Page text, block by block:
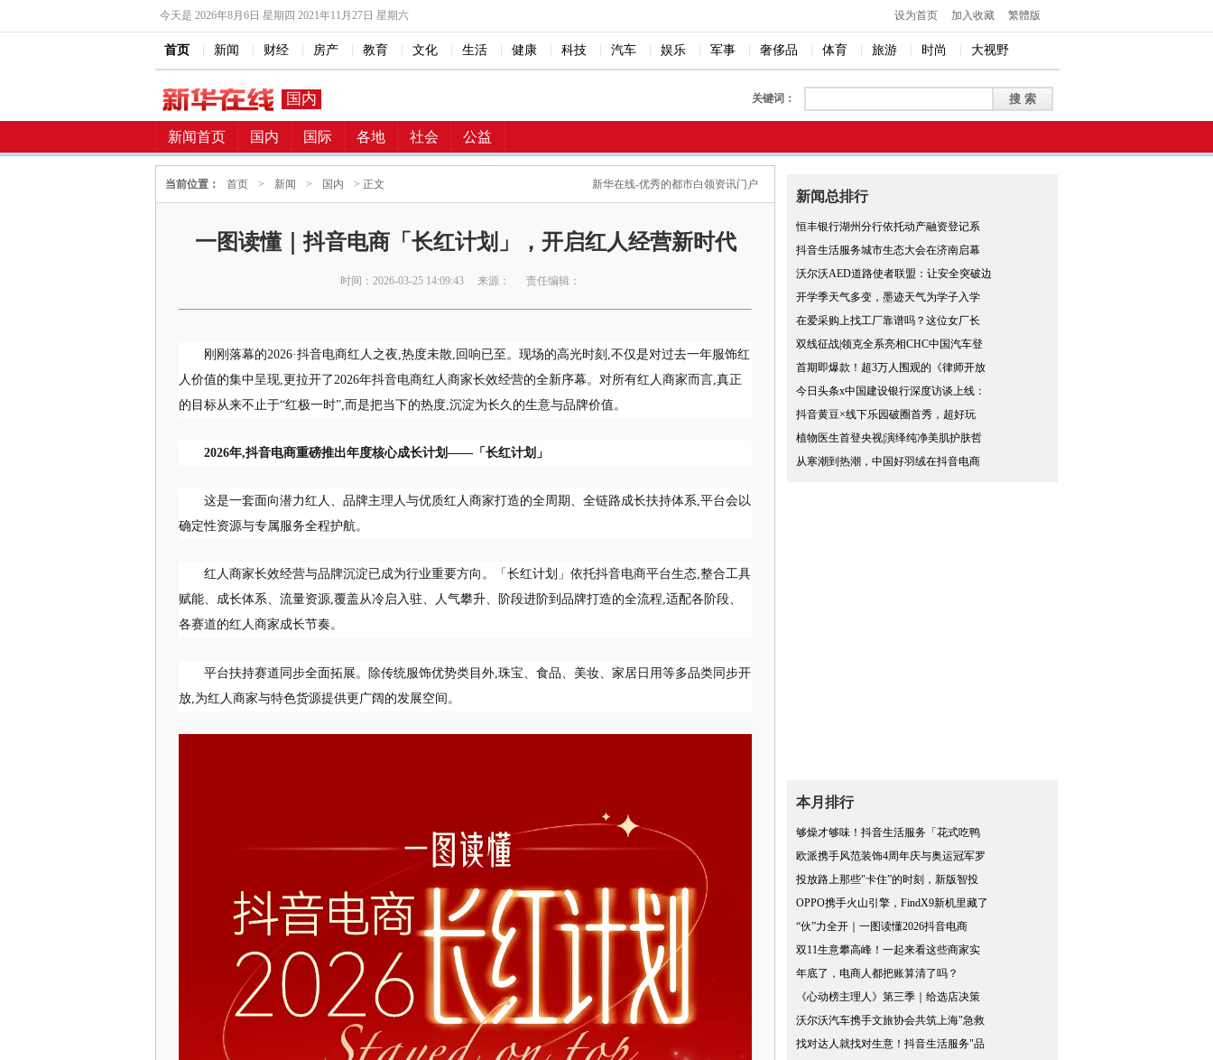
今天是 2026年8月6日 星期四 2021年11月27日 星期六 设为首页 加入收藏 繁體版
首页 新闻 财经 房产 教育 文化 生活 健康 科技 汽车 娱乐 军事 奢侈品 体育 旅游 时尚 大视野
国内 关键词：
新闻首页 国内 国际 各地 社会 公益
新华在线-优秀的都市白领资讯门户
当前位置： 首页 > 新闻 > 国内 > 正文
一图读懂｜抖音电商「长红计划」，开启红人经营新时代
时间：2026-03-25 14:09:43 来源： 责任编辑：
刚刚落幕的2026·抖音电商红人之夜,热度未散,回响已至。现场的高光时刻,不仅是对过去一年服饰红
人价值的集中呈现,更拉开了2026年抖音电商红人商家长效经营的全新序幕。对所有红人商家而言,真正
的目标从来不止于“红极一时”,而是把当下的热度,沉淀为长久的生意与品牌价值。
2026年,抖音电商重磅推出年度核心成长计划——「长红计划」
这是一套面向潜力红人、品牌主理人与优质红人商家打造的全周期、全链路成长扶持体系,平台会以
确定性资源与专属服务全程护航。
红人商家长效经营与品牌沉淀已成为行业重要方向。「长红计划」依托抖音电商平台生态,整合工具
赋能、成长体系、流量资源,覆盖从冷启入驻、人气攀升、阶段进阶到品牌打造的全流程,适配各阶段、
各赛道的红人商家成长节奏。
平台扶持赛道同步全面拓展。除传统服饰优势类目外,珠宝、食品、美妆、家居日用等多品类同步开
放,为红人商家与特色货源提供更广阔的发展空间。
新闻总排行
恒丰银行湖州分行依托动产融资登记系
抖音生活服务城市生态大会在济南启幕
沃尔沃AED道路使者联盟：让安全突破边
开学季天气多变，墨迹天气为学子入学
在爱采购上找工厂靠谱吗？这位女厂长
双线征战|领克全系亮相CHC中国汽车登
首期即爆款！超3万人围观的《律师开放
今日头条x中国建设银行深度访谈上线：
抖音黄豆×线下乐园破圈首秀，超好玩
植物医生首登央视|演绎纯净美肌护肤哲
从寒潮到热潮，中国好羽绒在抖音电商
本月排行
够燥才够味！抖音生活服务「花式吃鸭
欧派携手风范装饰4周年庆与奥运冠军罗
投放路上那些"卡住”的时刻，新版智投
OPPO携手火山引擎，FindX9新机里藏了
“伙”力全开｜一图读懂2026抖音电商
双11生意攀高峰！一起来看这些商家实
年底了，电商人都把账算清了吗？
《心动榜主理人》第三季｜给选店决策
沃尔沃汽车携手文旅协会共筑上海"急救
找对达人就找对生意！抖音生活服务"品